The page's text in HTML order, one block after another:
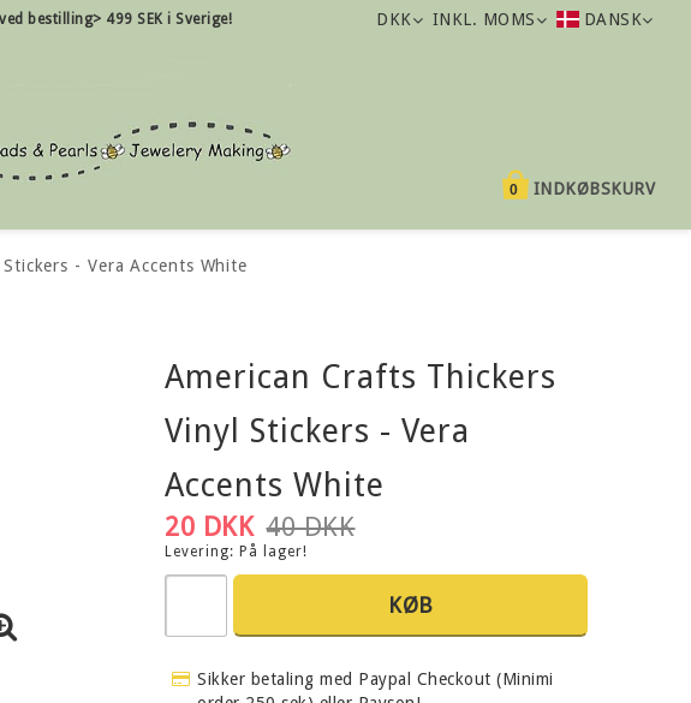
bestilling> 499 SEK i Sverige! DKK INKL. MOMS DANSK
INDKØBSKURV
0
- Vera Accents White
American Crafts Thickers
Vinyl Stickers - Vera
Accents White
40 DKK
20 DKK
Levering: På lager!
KØB
Sikker betaling med Paypal Checkout (Minimi